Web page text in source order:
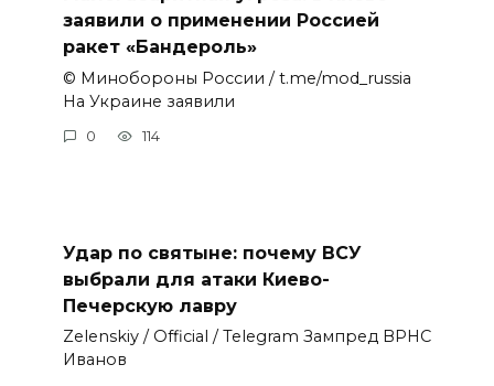
заявили о применении Россией
ракет «Бандероль»
© Минобороны России / t.me/mod_russia
На Украине заявили
0 114
Удар по святыне: почему ВСУ
выбрали для атаки Киево-
Печерскую лавру
Zеlеnskiу / Оfficiаl / Telegram Зампред ВРНС
Иванов